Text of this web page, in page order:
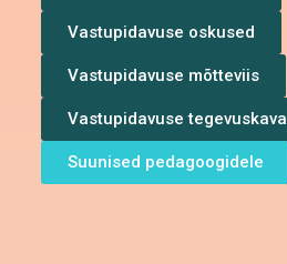
Vastupidavuse oskused
Vastupidavuse mõtteviis
Vastupidavuse tegevuskava
Suunised pedagoogidele